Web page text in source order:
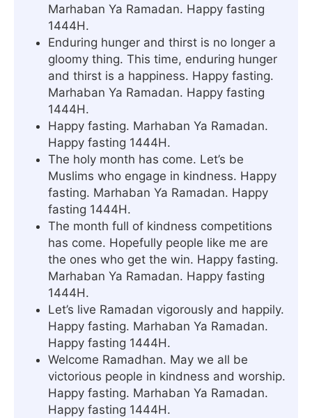
Marhaban Ya Ramadan. Happy fasting
1444H.
Enduring hunger and thirst is no longer a
gloomy thing. This time, enduring hunger
and thirst is a happiness. Happy fasting.
Marhaban Ya Ramadan. Happy fasting
1444H.
Happy fasting. Marhaban Ya Ramadan.
Happy fasting 1444H.
The holy month has come. Let’s be
Muslims who engage in kindness. Happy
fasting. Marhaban Ya Ramadan. Happy
fasting 1444H.
The month full of kindness competitions
has come. Hopefully people like me are
the ones who get the win. Happy fasting.
Marhaban Ya Ramadan. Happy fasting
1444H.
Let’s live Ramadan vigorously and happily.
Happy fasting. Marhaban Ya Ramadan.
Happy fasting 1444H.
Welcome Ramadhan. May we all be
victorious people in kindness and worship.
Happy fasting. Marhaban Ya Ramadan.
Happy fasting 1444H.